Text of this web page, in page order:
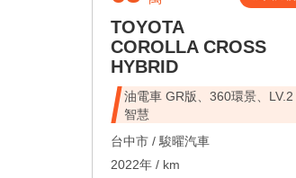
TOYOTA
COROLLA CROSS
HYBRID
油電車 GR版、360環景、LV.2
智慧
台中市 / 駿曜汽車
2022年 / km